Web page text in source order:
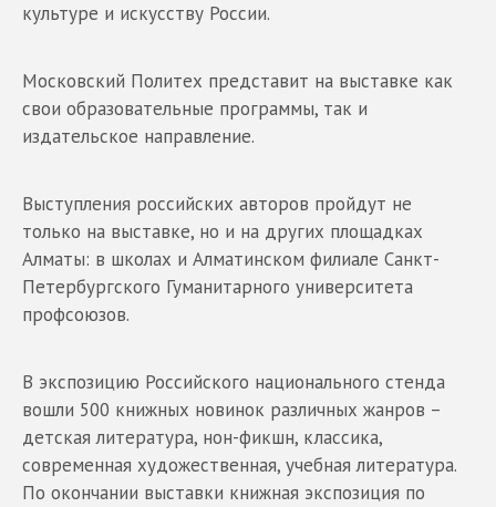
культуре и искусству России.
Московский Политех представит на выставке как
свои образовательные программы, так и
издательское направление.
Выступления российских авторов пройдут не
только на выставке, но и на других площадках
Алматы: в школах и Алматинском филиале Санкт-
Петербургского Гуманитарного университета
профсоюзов.
В экспозицию Российского национального стенда
вошли 500 книжных новинок различных жанров –
детская литература, нон-фикшн, классика,
современная художественная, учебная литература.
По окончании выставки книжная экспозиция по